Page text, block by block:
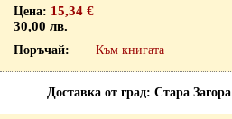
15,34 €
30,00 лв.
Към книгата
Доставка от град: Стара Загора